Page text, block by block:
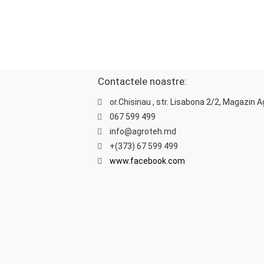
Contactele noastre:
or.Chisinau , str. Lisabona 2/2, Magazin
067 599 499
info@agroteh.md
+(373) 67 599 499
www.facebook.com